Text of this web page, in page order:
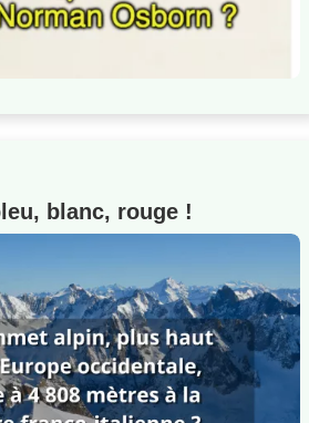
blanc, rouge !